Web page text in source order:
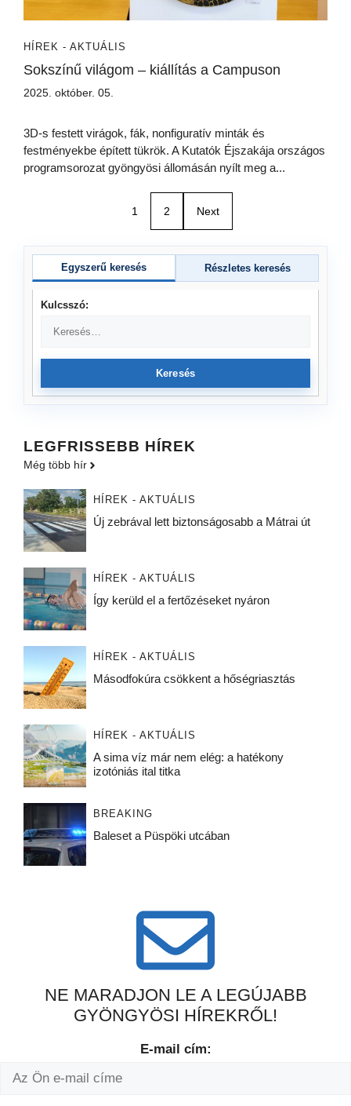
HÍREK - AKTUÁLIS
Sokszínű világom – kiállítás a Campuson
2025. október. 05.
3D-s festett virágok, fák, nonfiguratív minták és
festményekbe épített tükrök. A Kutatók Éjszakája országos
programsorozat gyöngyösi állomásán nyílt meg a...
1 2 Next
Egyszerű keresés Részletes keresés
Kulcsszó:
Keresés
LEGFRISSEBB HÍREK
Még több hír
HÍREK - AKTUÁLIS
Új zebrával lett biztonságosabb a Mátrai út
HÍREK - AKTUÁLIS
Így kerüld el a fertőzéseket nyáron
HÍREK - AKTUÁLIS
Másodfokúra csökkent a hőségriasztás
HÍREK - AKTUÁLIS
A sima víz már nem elég: a hatékony
izotóniás ital titka
BREAKING
Baleset a Püspöki utcában
NE MARADJON LE A LEGÚJABB
GYÖNGYÖSI HÍREKRŐL!
E-mail cím: